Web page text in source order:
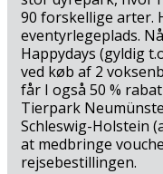
højloftede
over enorme ølkrus
kødspecialiteter,
originale atmosfære
hvælvinger.
90 forskellige arter.
eventyrlegeplads.
Happydays (gyldig
ved køb af 2
får I også 50 %
Tierpark
Schleswig-Holstein
at medbringe
rejsebestillingen.